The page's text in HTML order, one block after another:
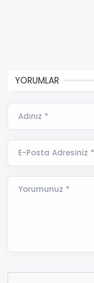
YORUMLAR
Adınız *
E-Posta Adresiniz *
Yorumunuz *